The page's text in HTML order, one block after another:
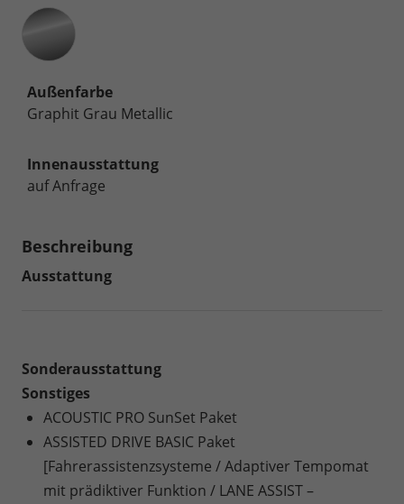
Außenfarbe
Graphit Grau Metallic
Innenausstattung
auf Anfrage
Beschreibung
Ausstattung
Sonderausstattung
Sonstiges
ACOUSTIC PRO SunSet Paket
ASSISTED DRIVE BASIC Paket
[Fahrerassistenzsysteme / Adaptiver Tempomat
mit prädiktiver Funktion / LANE ASSIST –